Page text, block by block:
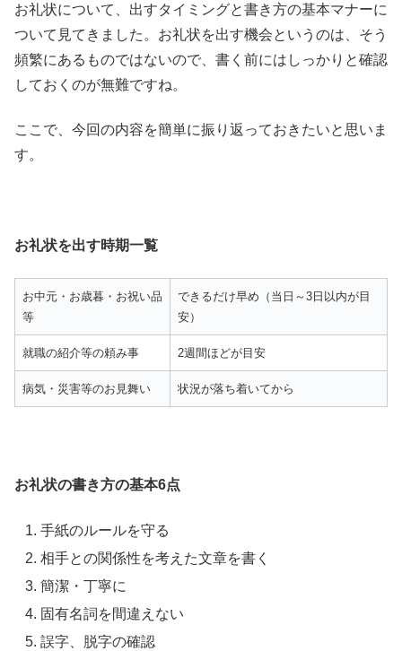
お礼状について、出すタイミングと書き方の基本マナーに
ついて見てきました。お礼状を出す機会というのは、そう
頻繁にあるものではないので、書く前にはしっかりと確認
しておくのが無難ですね。
ここで、今回の内容を簡単に振り返っておきたいと思いま
す。
お礼状を出す時期一覧
お中元・お歳暮・お祝い品
等
できるだけ早め（当日～3日以内が目
安）
就職の紹介等の頼み事 2週間ほどが目安
病気・災害等のお見舞い 状況が落ち着いてから
お礼状の書き方の基本6点
手紙のルールを守る
相手との関係性を考えた文章を書く
簡潔・丁寧に
固有名詞を間違えない
誤字、脱字の確認